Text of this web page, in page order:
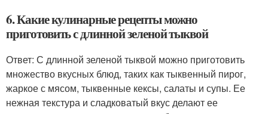
6. Какие кулинарные рецепты можно
приготовить с длинной зеленой тыквой
Ответ: С длинной зеленой тыквой можно приготовить
множество вкусных блюд, таких как тыквенный пирог,
жаркое с мясом, тыквенные кексы, салаты и супы. Ее
нежная текстура и сладковатый вкус делают ее